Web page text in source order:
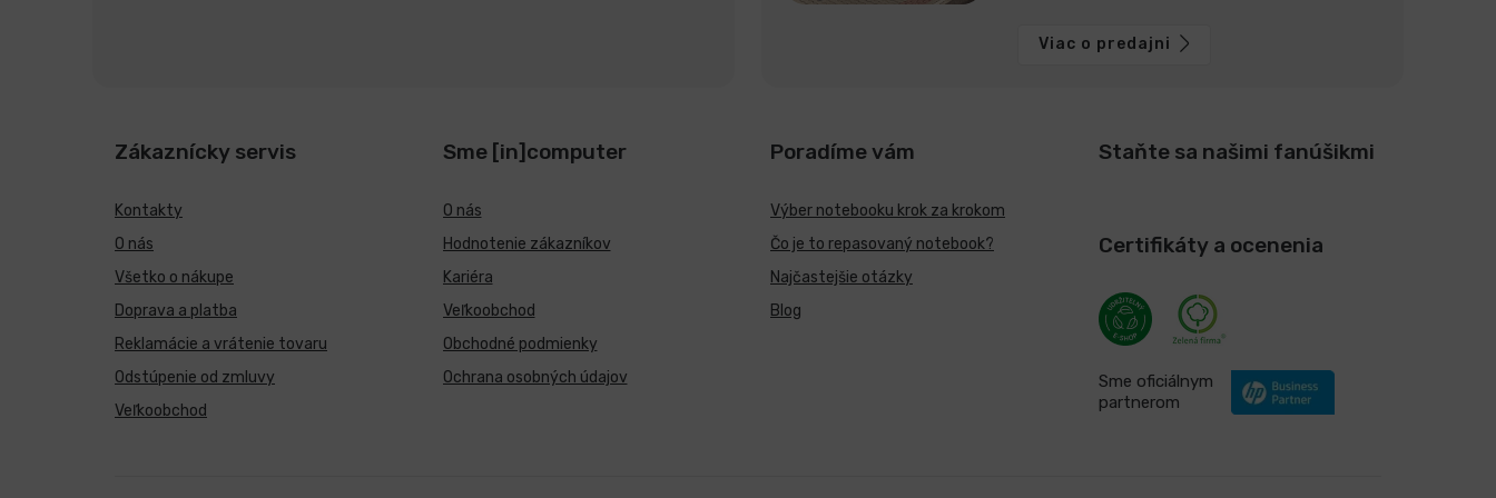
Viac o predajni
Zákaznícky servis
Kontakty
O nás
Všetko o nákupe
Doprava a platba
Reklamácie a vrátenie tovaru
Odstúpenie od zmluvy
Veľkoobchod
Sme [in]computer
O nás
Hodnotenie zákazníkov
Kariéra
Veľkoobchod
Obchodné podmienky
Ochrana osobných údajov
Poradíme vám
Výber notebooku krok za krokom
Čo je to repasovaný notebook?
Najčastejšie otázky
Blog
Staňte sa našimi fanúšikmi
Certifikáty a ocenenia
Sme oficiálnym
partnerom